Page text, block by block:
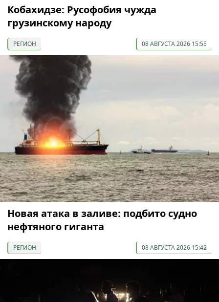
Кобахидзе: Русофобия чужда
грузинскому народу
РЕГИОН 08 АВГУСТА 2026 15:55
Новая атака в заливе: подбито судно
нефтяного гиганта
РЕГИОН 08 АВГУСТА 2026 15:42